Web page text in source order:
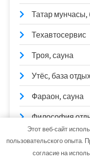
Татар
Техавтосервис
Троя, сауна
Утёс, база
Фараон, сауна
Философия
Фирма Сокол
Франсмоторс+,
Этот веб-сайт
пользовательского опыта.
согласие на